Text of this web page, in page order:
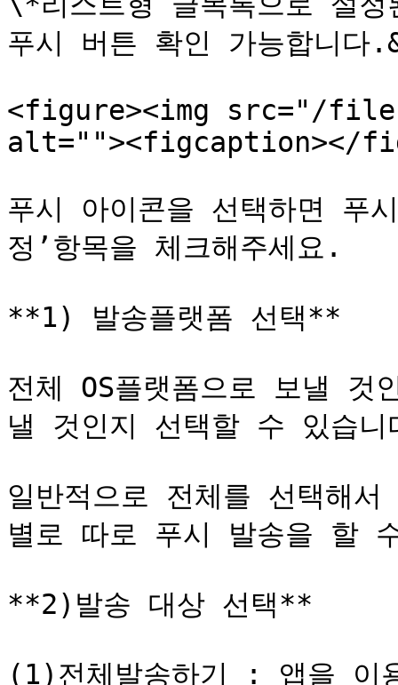
푸시 버튼 확인 가능합니다
<figure><img src="/
alt=""><figcaption></
푸시 아이콘을 선택하면 푸
정’항목을 체크해주세요.
**1) 발송플랫폼 선택**
전체 OS플랫폼으로 보낼
낼 것인지 선택할 수 있습
일반적으로 전체를 선택해
별로 따로 푸시 발송을 할
**2)발송 대상 선택**
(1)전체발송하기 : 앱을 이